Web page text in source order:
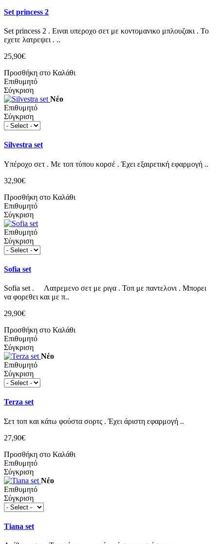
Set princess 2
Set princess 2 . Ειναι υπεροχο σετ με κοντομανικο μπλουζακι . Το
εχετε λατρεψει . ..
25,90€
Προσθήκη στο Καλάθι
Επιθυμητό
Σύγκριση
Νέο
Επιθυμητό
Σύγκριση
Silvestra set
Υπέροχο σετ . Με τοπ τύπου κορσέ . Έχει εξαιρετική εφαρμογή ..
32,90€
Προσθήκη στο Καλάθι
Επιθυμητό
Σύγκριση
Επιθυμητό
Σύγκριση
Sofia set
Sofia set . Λατρεμενο σετ με ριγα . Τοπ με παντελονι . Μπορει
να φορεθει και με π..
29,90€
Προσθήκη στο Καλάθι
Επιθυμητό
Σύγκριση
Νέο
Επιθυμητό
Σύγκριση
Terza set
Σετ τοπ και κάτω φούστα σορτς . Έχει άριστη εφαρμογή ..
27,90€
Προσθήκη στο Καλάθι
Επιθυμητό
Σύγκριση
Νέο
Επιθυμητό
Σύγκριση
Tiana set